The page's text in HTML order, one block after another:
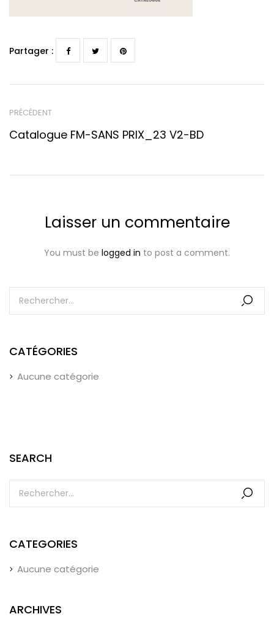
CATÉGORIES
Aucune catégorie
SEARCH
CATEGORIES
Aucune catégorie
ARCHIVES
Partager :
PRÉCÉDENT
Catalogue FM-SANS PRIX_23 V2-BD
Laisser un commentaire
You must be logged in to post a comment.